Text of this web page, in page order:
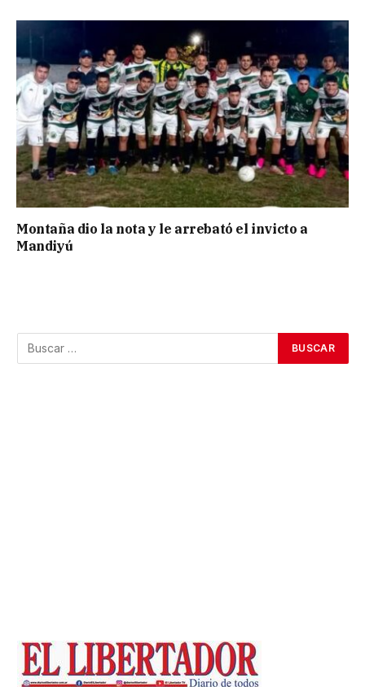
Montaña dio la nota y le arrebató el invicto a
Mandiyú